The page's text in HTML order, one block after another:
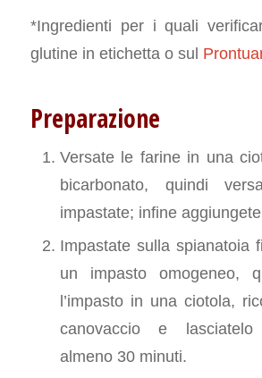
*Ingredienti per i quali
glutine in etichetta o sul
Preparazione
Versate le farine in una
bicarbonato, quindi
impastate; infine aggiungete
Impastate sulla spianatoia
un impasto omogeneo,
l’impasto in una ciotola,
canovaccio e
almeno 30 minuti.